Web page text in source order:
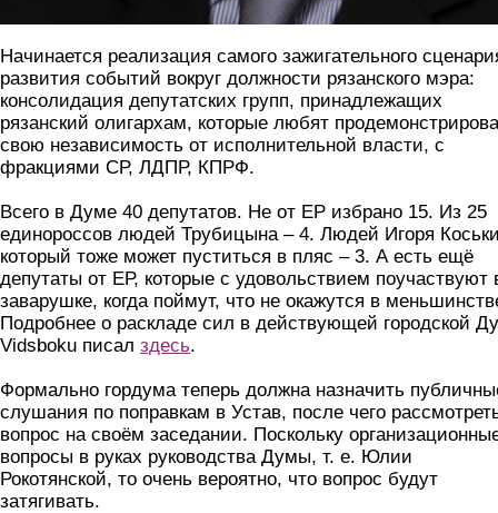
Начинается реализация самого зажигательного
развития событий вокруг должности рязанского мэра:
консолидация депутатских групп, принадлежащих
рязанский олигархам, которые любят
свою независимость от исполнительной власти, с
фракциями СР, ЛДПР, КПРФ.
Всего в Думе 40 депутатов. Не от ЕР избрано 15. Из 25
единороссов людей Трубицына – 4. Людей Игоря
который тоже может пуститься в пляс – 3. А есть ещё
депутаты от ЕР, которые с удовольствием поучаствуют
заварушке, когда поймут, что не окажутся в
Подробнее о раскладе сил в действующей городской
Vidsboku писал здесь.
Формально гордума теперь должна назначить
слушания по поправкам в Устав, после чего
вопрос на своём заседании. Поскольку
вопросы в руках руководства Думы, т. е. Юлии
Рокотянской, то очень вероятно, что вопрос будут
затягивать.